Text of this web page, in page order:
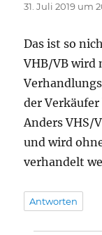
31. Juli 2019 um
Das ist so
VHB/VB wird
der
Anders VHS/
und wird
verhandelt
Antworten